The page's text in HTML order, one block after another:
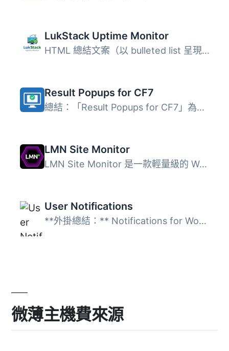
LukStack Uptime Monitor
HTML 總結文案（以 bulleted list 呈現）： <ul> <...
Result Popups for CF7
總結：「Result Popups for CF7」為WordPress網站中不可或缺...
LMN Site Monitor
LMN Site Monitor 是一款輕量級的 WordPress 監控外掛，能夠...
User Notifications
**外掛總結：** Notifications for WordPress & WooComme...
微薄主機費來源